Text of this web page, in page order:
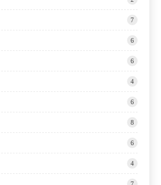
7
6
6
4
6
8
6
4